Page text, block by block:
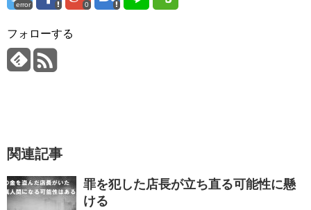
error 0
フォローする
関連記事
罪を犯した店長が立ち直る可能性に懸
ける